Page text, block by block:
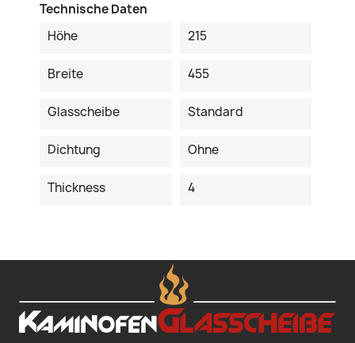
Technische Daten
Höhe
215
Breite 455
Glasscheibe Standard
Dichtung Ohne
Thickness 4